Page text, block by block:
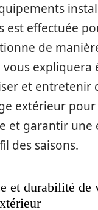
est effectuée
de
expliquera
et entretenir
extérieur
et garantir une
des saisons.
et durabilité de